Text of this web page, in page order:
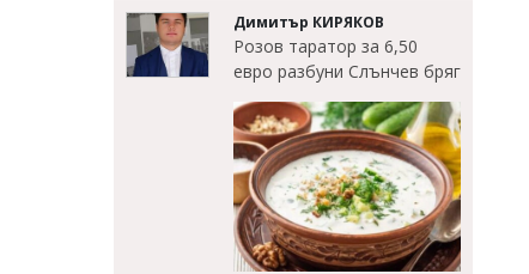
Димитър КИРЯКОВ
Розов таратор за 6,50
евро разбуни Слънчев бряг